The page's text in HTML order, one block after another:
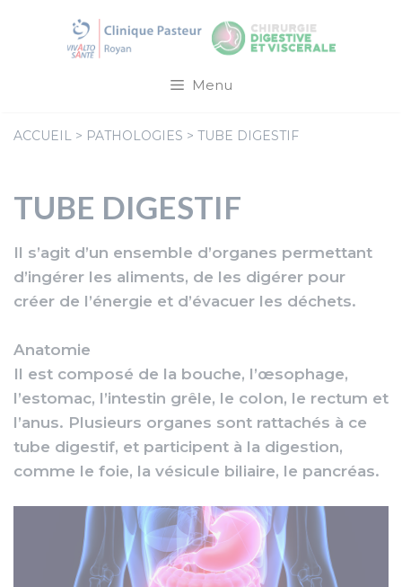
Menu
ACCUEIL > PATHOLOGIES > TUBE DIGESTIF
TUBE DIGESTIF
Il s’agit d’un ensemble d’organes permettant
d’ingérer les aliments, de les digérer pour
créer de l’énergie et d’évacuer les déchets.
Anatomie
Il est composé de la bouche, l’œsophage,
l’estomac, l’intestin grêle, le colon, le rectum et
l’anus. Plusieurs organes sont rattachés à ce
tube digestif, et participent à la digestion,
comme le foie, la vésicule biliaire, le pancréas.